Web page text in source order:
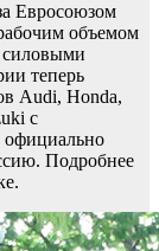
Евросоюзом
объемом
силовыми
теперь
Audi, Honda,
с
Подробнее